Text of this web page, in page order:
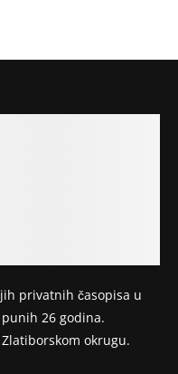
privatnih časopisa u
26 godina.
okrugu.